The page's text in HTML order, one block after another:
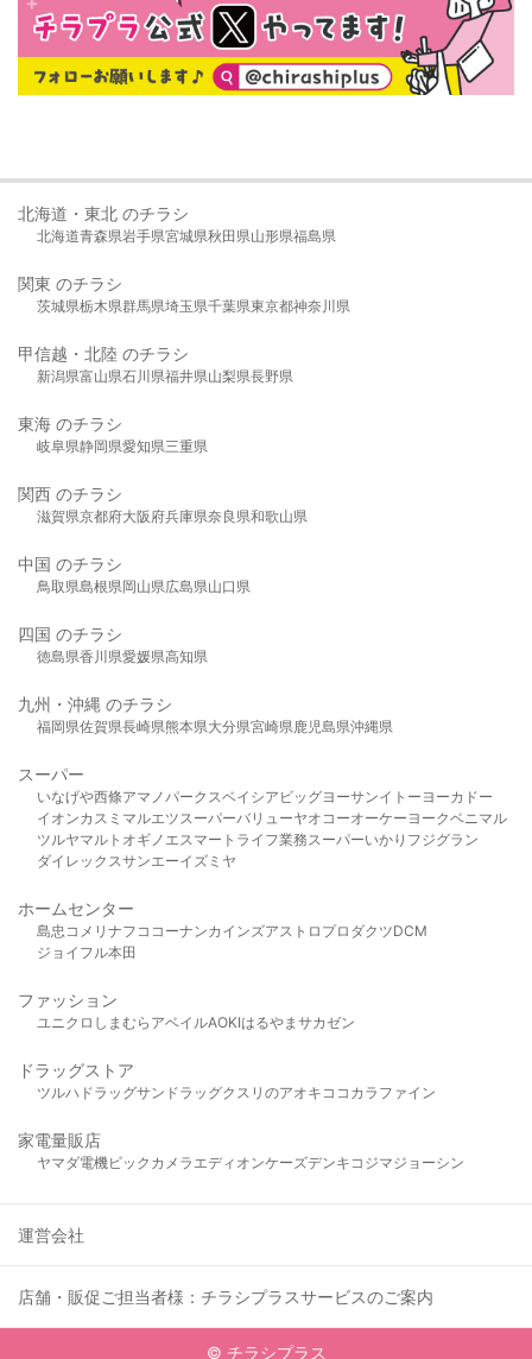
北海道・東北 のチラシ
北海道青森県岩手県宮城県秋田県山形県福島県
関東 のチラシ
茨城県栃木県群馬県埼玉県千葉県東京都神奈川県
甲信越・北陸 のチラシ
新潟県富山県石川県福井県山梨県長野県
東海 のチラシ
岐阜県静岡県愛知県三重県
関西 のチラシ
滋賀県京都府大阪府兵庫県奈良県和歌山県
中国 のチラシ
鳥取県島根県岡山県広島県山口県
四国 のチラシ
徳島県香川県愛媛県高知県
九州・沖縄 のチラシ
福岡県佐賀県長崎県熊本県大分県宮崎県 鹿児島県沖縄県
スーパー
いなげや西條アマノパークスベイシア ビッグヨーサンイトーヨーカドー
イオンカスミ マルエツ スーパーバリューヤオコーオーケー ヨークベニマル
ツルヤマルト オギノ エスマート ライフ業務スーパーいかり フジグラン
ダイレックスサンエーイズミヤ
ホームセンター
島忠 コメリ ナフコ コーナンカインズアストロプロダクツDCM
ジョイフル本田
ファッション
ユニクロ しまむら アベイルAOKIはるやま サカゼン
ドラッグストア
ツルハドラッグサンドラッグクスリのアオキ ココカラファイン
家電量販店
ヤマダ電機ビックカメラ エディオンケーズデンキ コジマジョーシン
運営会社
店舗・販促ご担当者様：チラシプラスサービスのご案内
© チラシプラス